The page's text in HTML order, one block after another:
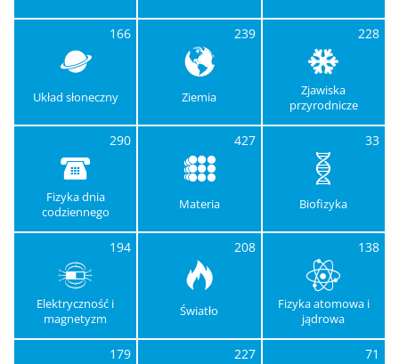
166
Układ słoneczny
239
Ziemia
228
Zjawiska
przyrodnicze
290
Fizyka dnia
codziennego
427
Materia
33
Biofizyka
194
Elektryczność i
magnetyzm
208
Światło
138
Fizyka atomowa i
jądrowa
179 227 71